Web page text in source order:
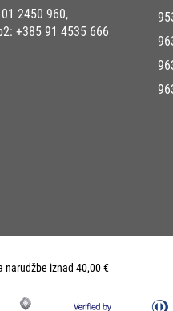
2450 960,
+385 91 4535 666
narudžbe iznad 40,00 €